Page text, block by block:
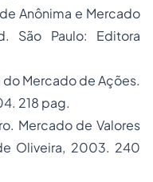
Anônima e Mercado
São Paulo: Editora
Mercado de Ações.
218 pag.
Mercado de Valores
Oliveira, 2003. 240